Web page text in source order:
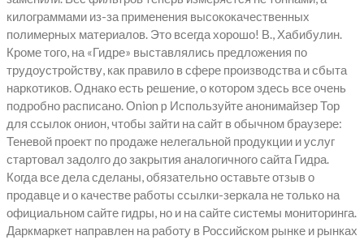
килограммами из-за применения высококачественных
полимерных материалов. Это всегда хорошо! В., Хабибулин.
Кроме того, на «Гидре» выставлялись предложения по
трудоустройству, как правило в сфере производства и сбыта
наркотиков. Однако есть решение, о котором здесь все очень
подробно расписано. Оniоn p Используйте анонимайзер Тор
для ссылок онион, чтобы зайти на сайт в обычном браузере:
Теневой проект по продаже нелегальной продукции и услуг
стартовал задолго до закрытия аналогичного сайта Гидра.
Когда все дела сделаны, обязательно оставьте отзыв о
продавце и о качестве работы ссылки-зеркала не только на
официальном сайте гидры, но и на сайте системы мониторинга.
Даркмаркет направлен на работу в Российском рынке и рынках